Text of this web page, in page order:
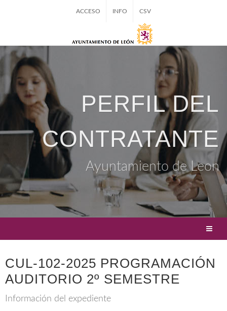
ACCESO INFO CSV
PERFIL DEL
CONTRATANTE
Ayuntamiento de Leon
CUL-102-2025 PROGRAMACIÓN
AUDITORIO 2º SEMESTRE
Información del expediente